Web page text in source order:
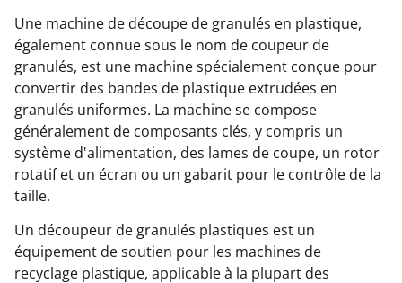
Une machine de découpe de granulés en plastique,
également connue sous le nom de coupeur de
granulés, est une machine spécialement conçue pour
convertir des bandes de plastique extrudées en
granulés uniformes. La machine se compose
généralement de composants clés, y compris un
système d'alimentation, des lames de coupe, un rotor
rotatif et un écran ou un gabarit pour le contrôle de la
taille.
Un découpeur de granulés plastiques est un
équipement de soutien pour les machines de
recyclage plastique, applicable à la plupart des